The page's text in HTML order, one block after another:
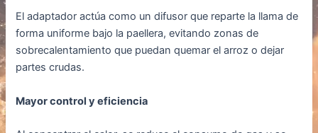
El adaptador actúa como un difusor que reparte la llama de
forma uniforme bajo la paellera, evitando zonas de
sobrecalentamiento que puedan quemar el arroz o dejar
partes crudas.
Mayor control y eficiencia